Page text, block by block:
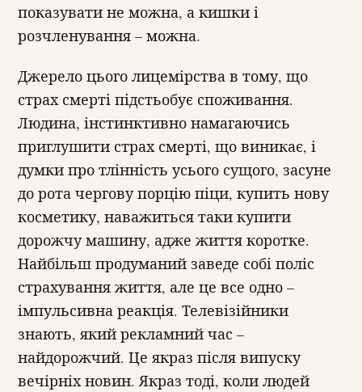
показувати не можна, а кишки і
розчленування – можна.
Джерело цього лицемірства в тому, що
страх смерті підстьобує споживання.
Людина, інстинктивно намагаючись
приглушити страх смерті, що виникає, і
думки про тлінність усього сущого, засуне
до рота чергову порцію піци, купить нову
косметику, наважиться таки купити
дорожчу машину, адже життя коротке.
Найбільш продуманий заведе собі поліс
страхування життя, але це все одно –
імпульсивна реакція. Телевізійники
знають, який рекламний час –
найдорожчий. Це якраз після випуску
вечірніх новин. Якраз тоді, коли людей